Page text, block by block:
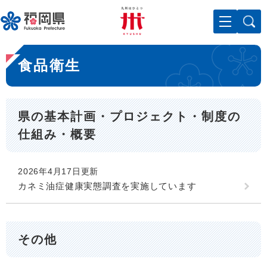
ー
ジ
先
頭
で
。
メニューを飛ばして本文へ
本
文
食品衛生
県の基本計画・プロジェクト・制度の
仕組み・概要
2026年4月17日更新
カネミ油症健康実態調査を実施しています
その他